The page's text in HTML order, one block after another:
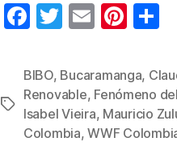
F
c
e
b
T
tt
er
E
ail
Pi
er
e
st
p
Etiquetas
BIBO, Bucaramanga,
Renovable, Fenómeno
Isabel Vieira, Mauricio
Colombia,WWF